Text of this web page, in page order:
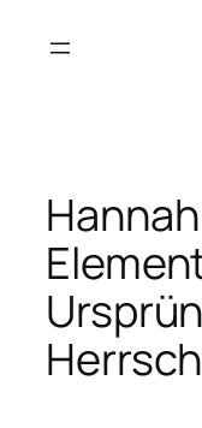
Inhalt